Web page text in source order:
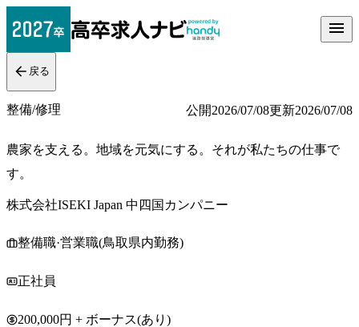
戻る
整備/修理 公開2026/07/08更新2026/07/08
農家を支える。地域を元気にする。それが私たちの仕事で
す。
株式会社ISEKI Japan 中四国カンパニー
整備職·営業職(鳥取県内勤務)
正社員
200,000円 + ボーナス(あり)